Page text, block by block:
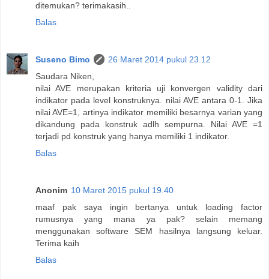
ditemukan? terimakasih..
Balas
Suseno Bimo
26 Maret 2014 pukul 23.12
Saudara Niken,
nilai AVE merupakan kriteria uji konvergen validity dari
indikator pada level konstruknya. nilai AVE antara 0-1. Jika
nilai AVE=1, artinya indikator memiliki besarnya varian yang
dikandung pada konstruk adlh sempurna. Nilai AVE =1
terjadi pd konstruk yang hanya memiliki 1 indikator.
Balas
Anonim 10 Maret 2015 pukul 19.40
maaf pak saya ingin bertanya untuk loading factor
rumusnya yang mana ya pak? selain memang
menggunakan software SEM hasilnya langsung keluar.
Terima kaih
Balas